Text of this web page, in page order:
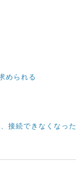
められる
接続できなくなった